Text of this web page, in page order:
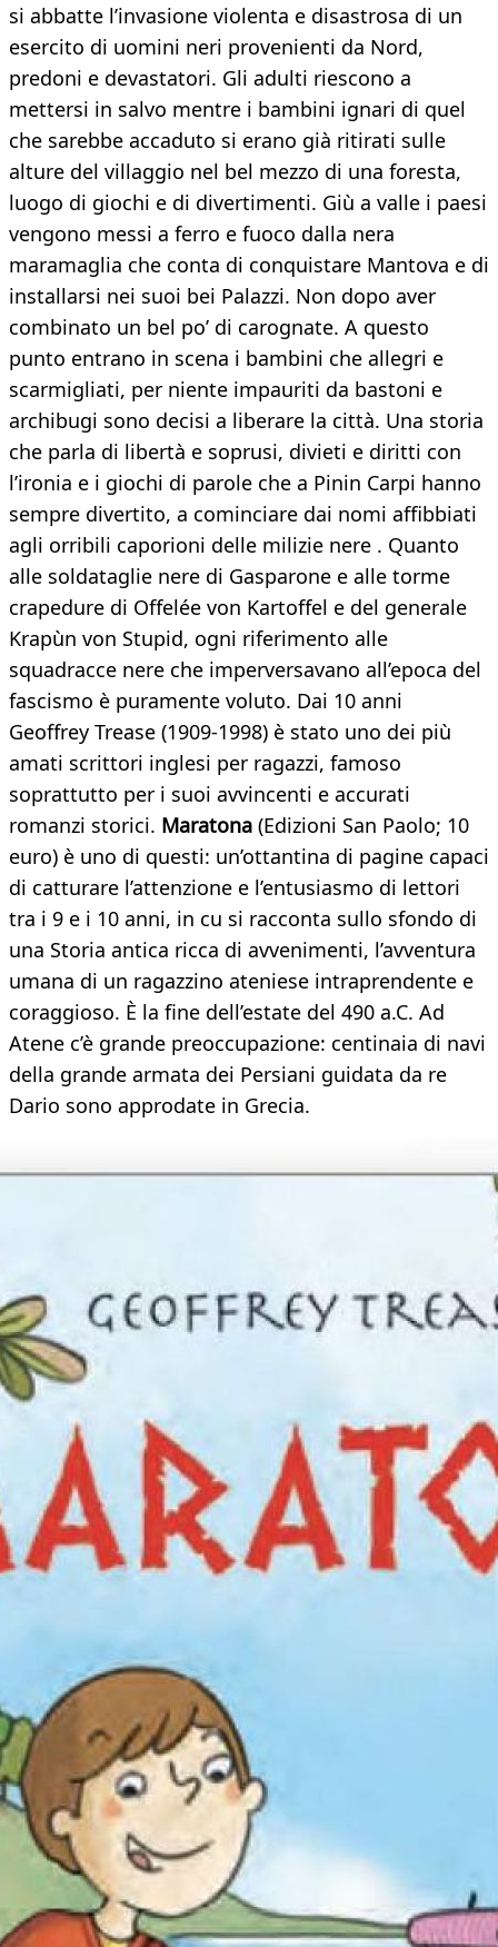
si abbatte l’invasione violenta e disastrosa di un
esercito di uomini neri provenienti da Nord,
predoni e devastatori. Gli adulti riescono a
mettersi in salvo mentre i bambini ignari di quel
che sarebbe accaduto si erano già ritirati sulle
alture del villaggio nel bel mezzo di una foresta,
luogo di giochi e di divertimenti. Giù a valle i paesi
vengono messi a ferro e fuoco dalla nera
maramaglia che conta di conquistare Mantova e di
installarsi nei suoi bei Palazzi. Non dopo aver
combinato un bel po’ di carognate. A questo
punto entrano in scena i bambini che allegri e
scarmigliati, per niente impauriti da bastoni e
archibugi sono decisi a liberare la città. Una storia
che parla di libertà e soprusi, divieti e diritti con
l’ironia e i giochi di parole che a Pinin Carpi hanno
sempre divertito, a cominciare dai nomi affibbiati
agli orribili caporioni delle milizie nere . Quanto
alle soldataglie nere di Gasparone e alle torme
crapedure di Offelée von Kartoffel e del generale
Krapùn von Stupid, ogni riferimento alle
squadracce nere che imperversavano all’epoca del
fascismo è puramente voluto. Dai 10 anni
Geoffrey Trease (1909-1998) è stato uno dei più
amati scrittori inglesi per ragazzi, famoso
soprattutto per i suoi avvincenti e accurati
romanzi storici. Maratona (Edizioni San Paolo; 10
euro) è uno di questi: un’ottantina di pagine capaci
di catturare l’attenzione e l’entusiasmo di lettori
tra i 9 e i 10 anni, in cu si racconta sullo sfondo di
una Storia antica ricca di avvenimenti, l’avventura
umana di un ragazzino ateniese intraprendente e
coraggioso. È la fine dell’estate del 490 a.C. Ad
Atene c’è grande preoccupazione: centinaia di navi
della grande armata dei Persiani guidata da re
Dario sono approdate in Grecia.